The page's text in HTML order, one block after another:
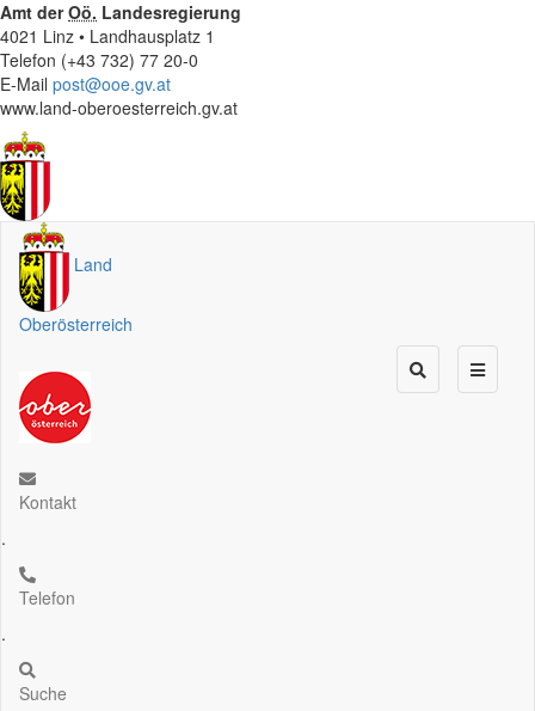
Amt derOö. Landesregierung
4021 Linz • Landhausplatz 1
Telefon (+43 732) 77 20-0
E-Mail post@ooe.gv.at
www.land-oberoesterreich.gv.at
Land
Oberösterreich
Kontakt
.
Telefon
.
Suche